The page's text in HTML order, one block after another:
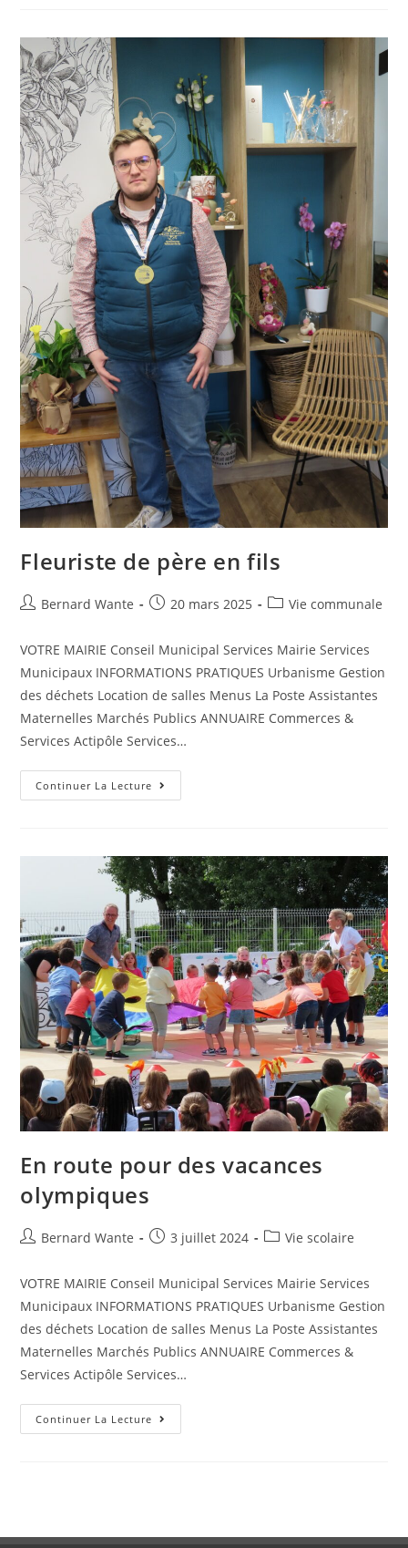
Fleuriste de père en fils
Bernard Wante 20 mars 2025 Vie communale
VOTRE MAIRIE Conseil Municipal Services Mairie Services
Municipaux INFORMATIONS PRATIQUES Urbanisme Gestion
des déchets Location de salles Menus La Poste Assistantes
Maternelles Marchés Publics ANNUAIRE Commerces &
Services Actipôle Services…
Continuer La Lecture
En route pour des vacances
olympiques
Bernard Wante 3 juillet 2024 Vie scolaire
VOTRE MAIRIE Conseil Municipal Services Mairie Services
Municipaux INFORMATIONS PRATIQUES Urbanisme Gestion
des déchets Location de salles Menus La Poste Assistantes
Maternelles Marchés Publics ANNUAIRE Commerces &
Services Actipôle Services…
Continuer La Lecture